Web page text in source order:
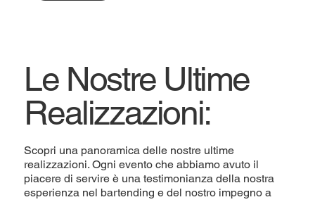
Le Nostre Ultime
Realizzazioni:
Scopri una panoramica delle nostre ultime
realizzazioni. Ogni evento che abbiamo avuto il
piacere di servire è una testimonianza della nostra
esperienza nel bartending e del nostro impegno a